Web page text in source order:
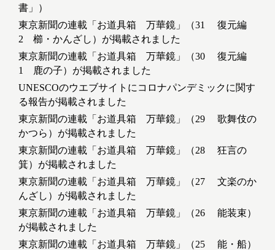
書」）
東京新聞の連載「お道具箱 万華鏡」（31 復元編
2 櫛・かんざし）が掲載されました
東京新聞の連載「お道具箱 万華鏡」（30 復元編
1 鹿の子）が掲載されました
UNESCOのウエブサイトにコロナパンデミックに関す
る報告が掲載されました
東京新聞の連載「お道具箱 万華鏡」（29 歌舞伎の
かつら）が掲載されました
東京新聞の連載「お道具箱 万華鏡」（28 狂言の
箕）が掲載されました
東京新聞の連載「お道具箱 万華鏡」（27 文楽のか
んざし）が掲載されました
東京新聞の連載「お道具箱 万華鏡」（26 能装束）
が掲載されました
東京新聞の連載「お道具箱 万華鏡」（25 能・船）